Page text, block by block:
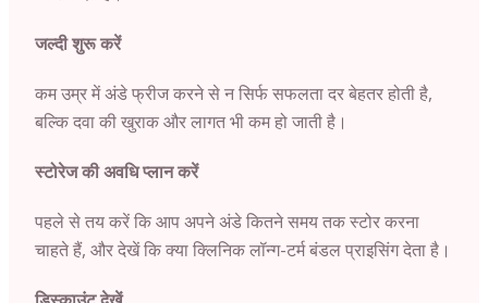
जल्दी शुरू करें
कम उम्र में अंडे फ्रीज करने से न सिर्फ सफलता दर बेहतर होती है,
बल्कि दवा की खुराक और लागत भी कम हो जाती है।
स्टोरेज की अवधि प्लान करें
पहले से तय करें कि आप अपने अंडे कितने समय तक स्टोर करना
चाहते हैं, और देखें कि क्या क्लिनिक लॉन्ग-टर्म बंडल प्राइसिंग देता है।